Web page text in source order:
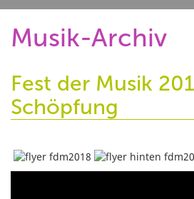
Musik-Archiv
Fest der Musik
Schöpfung